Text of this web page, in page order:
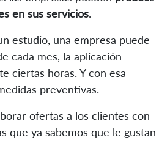
en sus servicios.
estudio, una empresa puede
cada mes, la aplicación
ciertas horas. Y con esa
preventivas.
ofertas a los clientes con
que ya sabemos que le gustan